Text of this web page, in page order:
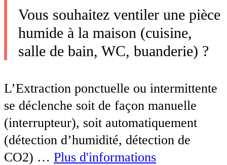
Vous souhaitez ventiler une pièce
humide à la maison (cuisine,
salle de bain, WC, buanderie) ?
L’Extraction ponctuelle ou intermittente
se déclenche soit de façon manuelle
(interrupteur), soit automatiquement
(détection d’humidité, détection de
CO2) … Plus d'informations